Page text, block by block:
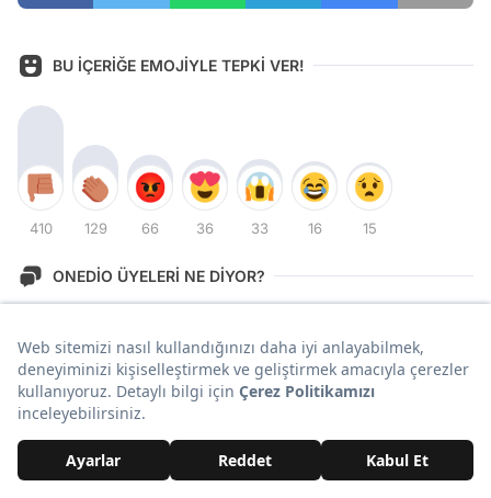
BU İÇERİĞE EMOJİYLE TEPKİ VER!
410 129 66 36 33 16 15
ONEDİO ÜYELERİ NE DİYOR?
Yorum Yazın